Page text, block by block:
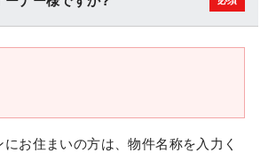
お住まいの方は、物件名称を入力く